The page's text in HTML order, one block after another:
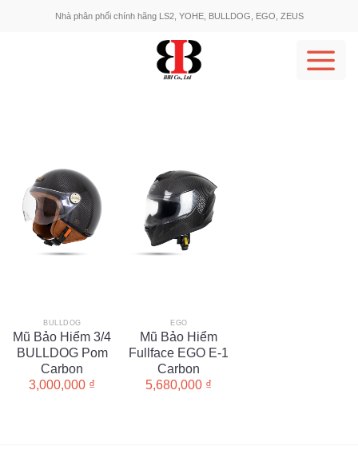
Nhà phân phối chính hãng LS2, YOHE, BULLDOG, EGO, ZEUS
BULLDOG
Mũ Bảo Hiểm 3/4
BULLDOG Pom
Carbon
3,000,000 ₫
EGO
Mũ Bảo Hiểm
Fullface EGO E-1
Carbon
5,680,000 ₫